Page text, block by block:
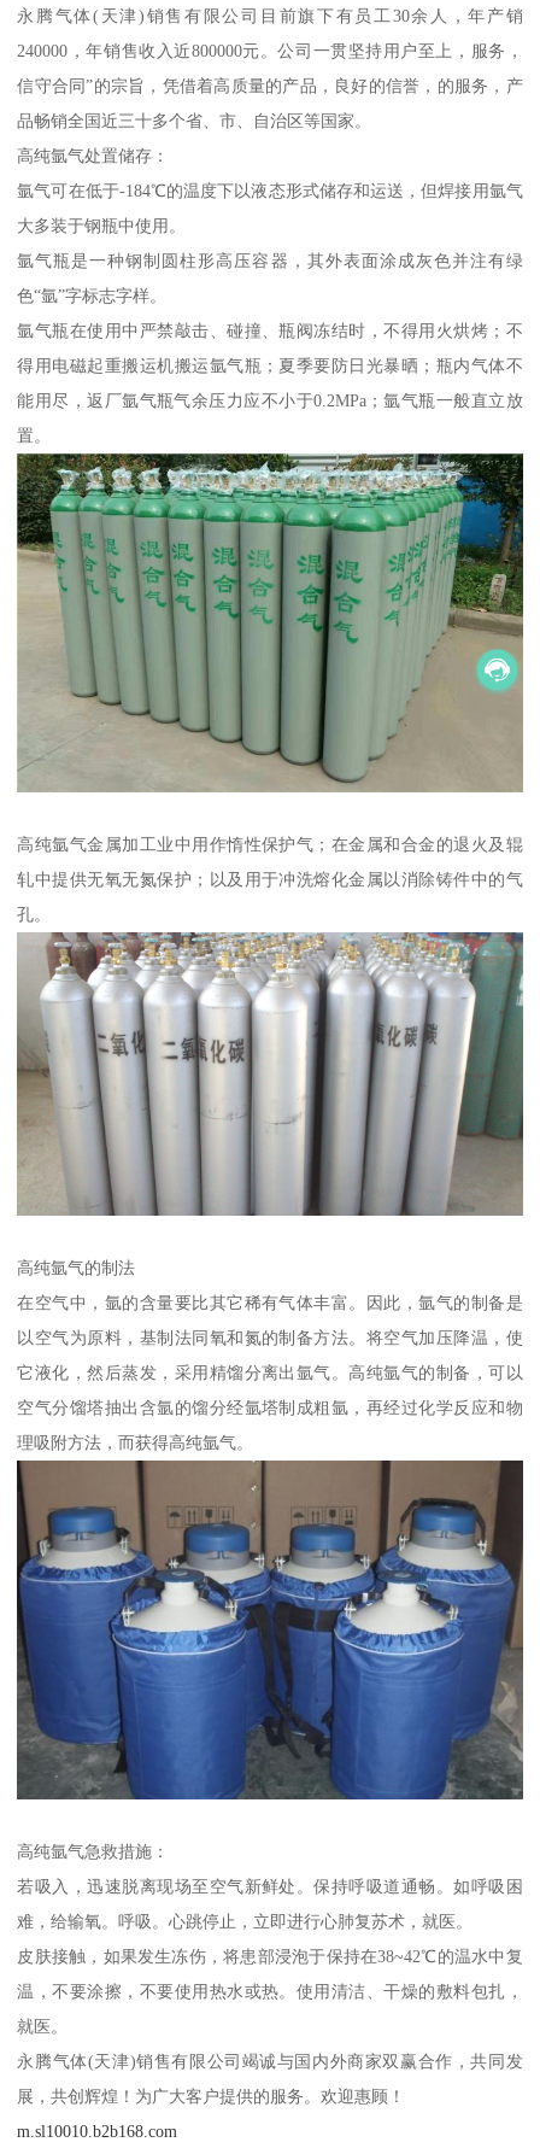
永腾气体(天津)销售有限公司目前旗下有员工30余人，年产销
240000，年销售收入近800000元。公司一贯坚持用户至上，服务，
信守合同”的宗旨，凭借着高质量的产品，良好的信誉，的服务，产
品畅销全国近三十多个省、市、自治区等国家。
高纯氩气处置储存：
氩气可在低于-184℃的温度下以液态形式储存和运送，但焊接用氩气
大多装于钢瓶中使用。
氩气瓶是一种钢制圆柱形高压容器，其外表面涂成灰色并注有绿
色“氩”字标志字样。
氩气瓶在使用中严禁敲击、碰撞、瓶阀冻结时，不得用火烘烤；不
得用电磁起重搬运机搬运氩气瓶；夏季要防日光暴晒；瓶内气体不
能用尽，返厂氩气瓶气余压力应不小于0.2MPa；氩气瓶一般直立放
置。
高纯氩气金属加工业中用作惰性保护气；在金属和合金的退火及辊
轧中提供无氧无氮保护；以及用于冲洗熔化金属以消除铸件中的气
孔。
高纯氩气的制法
在空气中，氩的含量要比其它稀有气体丰富。因此，氩气的制备是
以空气为原料，基制法同氧和氮的制备方法。将空气加压降温，使
它液化，然后蒸发，采用精馏分离出氩气。高纯氩气的制备，可以
空气分馏塔抽出含氩的馏分经氩塔制成粗氩，再经过化学反应和物
理吸附方法，而获得高纯氩气。
高纯氩气急救措施：
若吸入，迅速脱离现场至空气新鲜处。保持呼吸道通畅。如呼吸困
难，给输氧。呼吸。心跳停止，立即进行心肺复苏术，就医。
皮肤接触，如果发生冻伤，将患部浸泡于保持在38~42℃的温水中复
温，不要涂擦，不要使用热水或热。使用清洁、干燥的敷料包扎，
就医。
永腾气体(天津)销售有限公司竭诚与国内外商家双赢合作，共同发
展，共创辉煌！为广大客户提供的服务。欢迎惠顾！
m.sl10010.b2b168.com